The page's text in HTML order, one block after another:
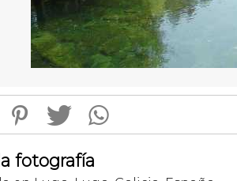
1 T 
fotografía